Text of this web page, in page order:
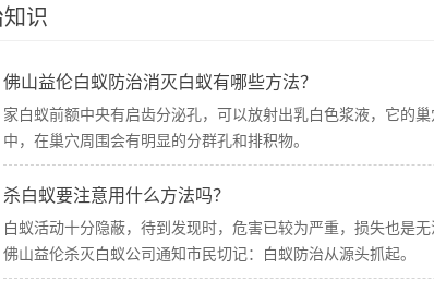
识
佛山益伦白蚁防治消灭白蚁有哪些方法？
家白蚁前额中央有启齿分泌孔，可以放射出乳白色浆液，它的
中，在巢穴周围会有明显的分群孔和排积物。
杀白蚁要注意用什么方法吗？
白蚁活动十分隐蔽，待到发现时，危害已较为严重，损失也是
佛山益伦杀灭白蚁公司通知市民切记：白蚁防治从源头抓起。